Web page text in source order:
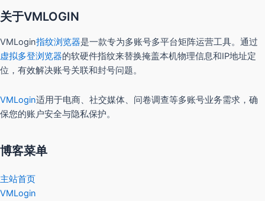
关于VMLOGIN
VMLogin指纹浏览器是一款专为多账号多平台矩阵运营工具。通过
虚拟多登浏览器的软硬件指纹来替换掩盖本机物理信息和IP地址定
位，有效解决账号关联和封号问题。
VMLogin适用于电商、社交媒体、问卷调查等多账号业务需求，确
保您的账户安全与隐私保护。
博客菜单
主站首页
VMLogin